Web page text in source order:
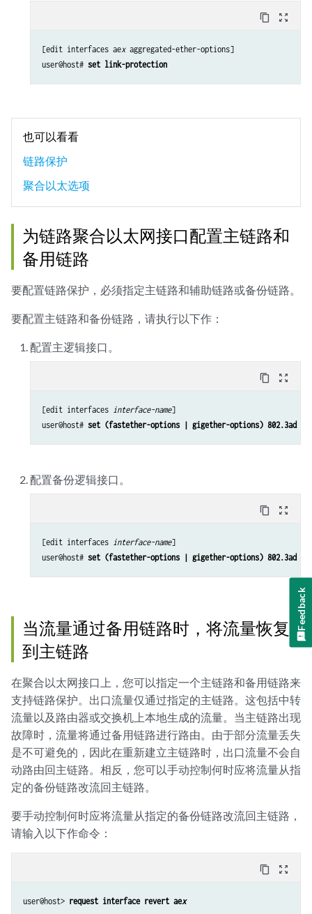
content_copy zoom_out_map
[edit interfaces aex aggregated-ether-options]
user@host# set link-protection
也可以看看
链路保护
聚合以太选项
为链路聚合以太网接口配置主链路和
备用链路
要配置链路保护，必须指定主链路和辅助链路或备份链路。
要配置主链路和备份链路，请执行以下作：
配置主逻辑接口。
content_copy zoom_out_map
[edit interfaces interface-name]
user@host# set (fastether-options | gigether-options) 802.3ad ae
配置备份逻辑接口。
content_copy zoom_out_map
[edit interfaces interface-name]
user@host# set (fastether-options | gigether-options) 802.3ad ae
当流量通过备用链路时，将流量恢复
到主链路
在聚合以太网接口上，您可以指定一个主链路和备用链路来
支持链路保护。出口流量仅通过指定的主链路。这包括中转
流量以及路由器或交换机上本地生成的流量。当主链路出现
故障时，流量将通过备用链路进行路由。由于部分流量丢失
是不可避免的，因此在重新建立主链路时，出口流量不会自
动路由回主链路。相反，您可以手动控制何时应将流量从指
定的备份链路改流回主链路。
要手动控制何时应将流量从指定的备份链路改流回主链路，
请输入以下作命令：
content_copy zoom_out_map
user@host> request interface revert aex
Feedback